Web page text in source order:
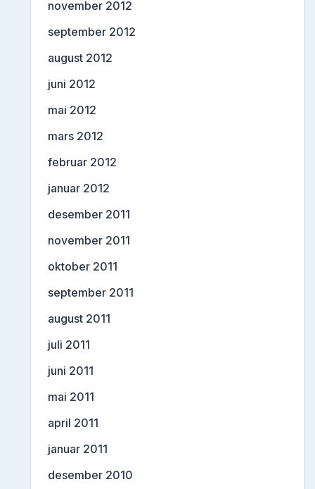
november 2012
september 2012
august 2012
juni 2012
mai 2012
mars 2012
februar 2012
januar 2012
desember 2011
november 2011
oktober 2011
september 2011
august 2011
juli 2011
juni 2011
mai 2011
april 2011
januar 2011
desember 2010